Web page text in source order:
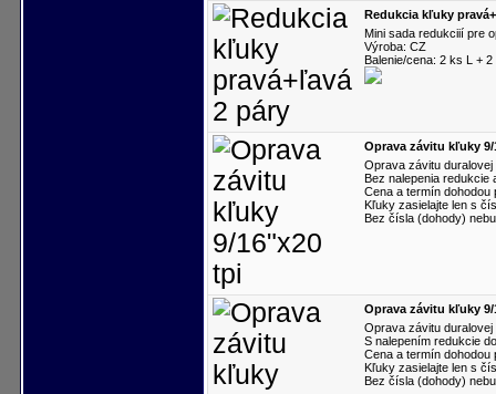
Redukcia kľuky
Mini sada redukciií pre
Výroba: CZ
Balenie/cena: 2 ks L +
Oprava závitu kľuky
Oprava závitu
Bez nalepenia redukcie
Cena a termín dohodou
Kľuky zasielajte len s
Bez čísla (dohody)
Oprava závitu kľuky
Oprava závitu
S nalepením redukcie
Cena a termín dohodou
Kľuky zasielajte len s
Bez čísla (dohody)